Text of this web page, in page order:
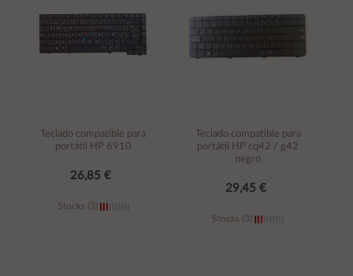
Teclado compatible para
portátil HP 6910
26,85 €
Stocks (3)
Teclado compatible para
portátil HP cq42 / g42
negro
29,45 €
Stocks (3)